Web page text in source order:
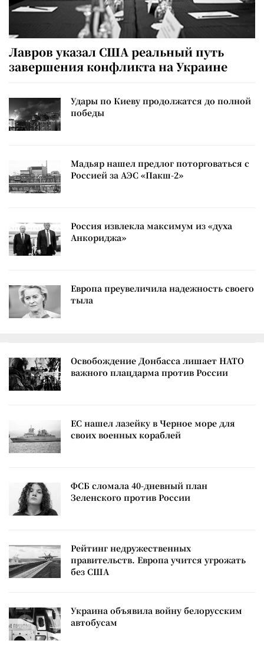
Лавров указал США реальный путь
завершения конфликта на Украине
Удары по Киеву продолжатся до полной
победы
Мадьяр нашел предлог поторговаться с
Россией за АЭС «Пакш-2»
Россия извлекла максимум из «духа
Анкориджа»
Европа преувеличила надежность своего
тыла
Освобождение Донбасса лишает НАТО
важного плацдарма против России
ЕС нашел лазейку в Черное море для
своих военных кораблей
ФСБ сломала 40-дневный план
Зеленского против России
Рейтинг недружественных
правительств. Европа учится угрожать
без США
Украина объявила войну белорусским
автобусам